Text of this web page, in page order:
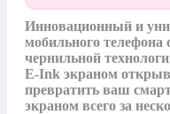
Инновационный и
мобильного телефона
чернильной
E-Ink экраном
превратить ваш
экраном всего за